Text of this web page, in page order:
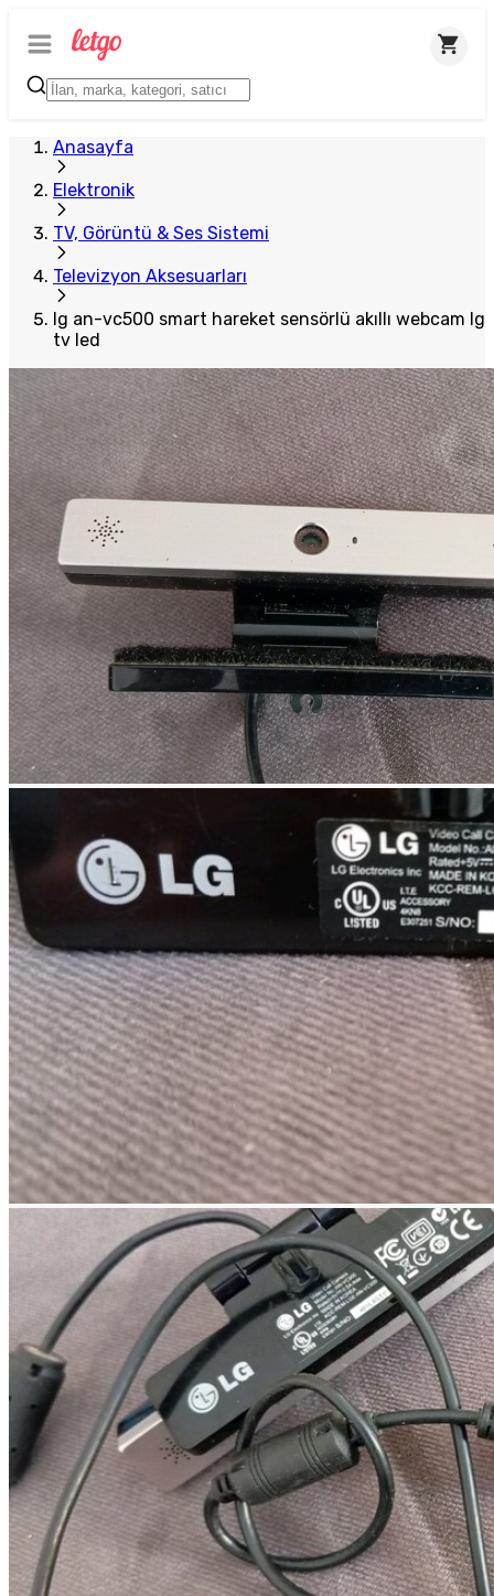
Anasayfa
Elektronik
TV, Görüntü & Ses Sistemi
Televizyon Aksesuarları
lg an-vc500 smart hareket sensörlü akıllı webcam lg
tv led
Plus Satıcı